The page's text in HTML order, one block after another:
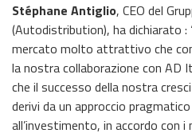
Stéphane Antiglio, CEO del
(Autodistribution), ha dichiarato :
mercato molto attrattivo che
la nostra collaborazione con AD
che il successo della nostra
derivi da un approccio
all’investimento, in accordo con